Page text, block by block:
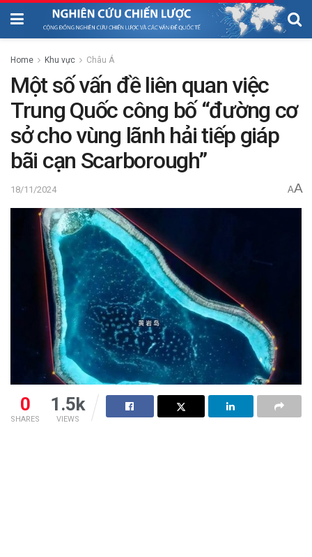
Home Khu vực Châu Á
Một số vấn đề liên quan việc
Trung Quốc công bố “đường cơ
sở cho vùng lãnh hải tiếp giáp
bãi cạn Scarborough”
18/11/2024 AA
0
SHARES
1.5k
VIEWS